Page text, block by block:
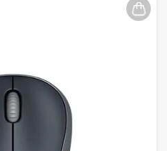
2 DEX hoàn toàn
dụng. Khi mua chuột
2 DEX tại MYGEAR, bạn
các thiết bị chơi game
công nghệ tiên tiến,
khiển phù hợp với mọi